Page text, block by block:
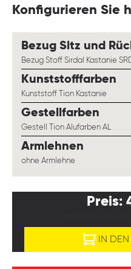
Konfigurieren Sie
Bezug Sitz und
Bezug Stoff Sirdal Kastanie
Kunststofffarben
Kunststoff Tion Kastanie
Gestellfarben
Gestell Tion Alufarben AL
Armlehnen
ohne Armlehne
Preis:
IN DEN